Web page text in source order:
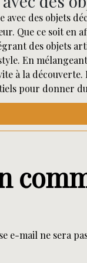
avec des objets
Que ce soit en
des objets
En
à la
pour donner
e-mail ne sera